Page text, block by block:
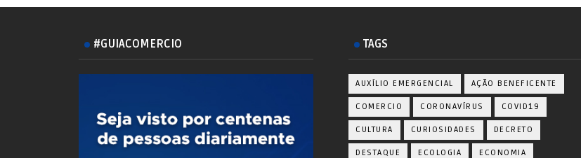
#GUIACOMERCIO TAGS
AUXÍLIO EMERGENCIAL AÇÃO BENEFICENTE
COMERCIO CORONAVÍRUS COVID19
CULTURA CURIOSIDADES DECRETO
DESTAQUE ECOLOGIA ECONOMIA